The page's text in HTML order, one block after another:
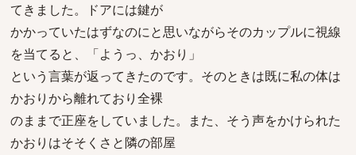
てきました。ドアには鍵が
かかっていたはずなのにと思いながらそのカップルに視線
を当てると、「ようっ、かおり」
という言葉が返ってきたのです。そのときは既に私の体は
かおりから離れており全裸
のままで正座をしていました。また、そう声をかけられた
かおりはそそくさと隣の部屋